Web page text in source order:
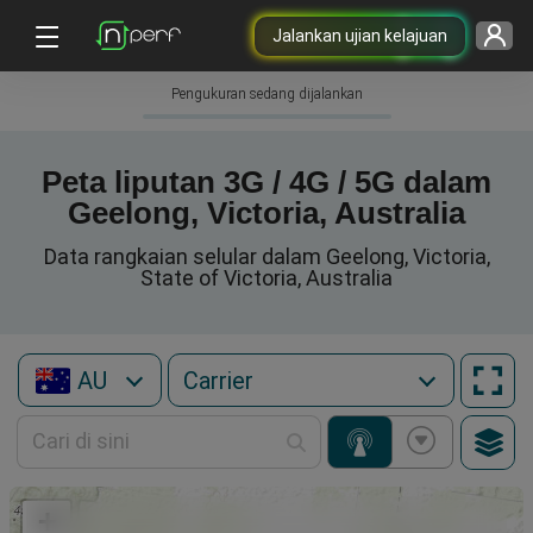
Jalankan ujian kelajuan
Pengukuran sedang dijalankan
Peta liputan 3G / 4G / 5G dalam
Geelong, Victoria, Australia
Data rangkaian selular dalam Geelong, Victoria,
State of Victoria, Australia
AU